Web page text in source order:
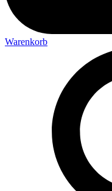
Warenkorb